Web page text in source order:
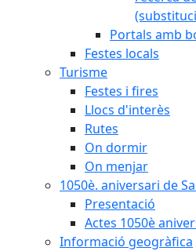
Portals amb
Festes locals
Turisme
Festes i fires
Llocs d'interès
Rutes
On dormir
On menjar
1050è. aniversari de
Presentació
Actes 1050è
Informació geogràfica